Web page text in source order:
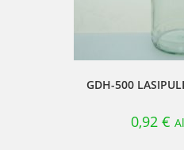
GDH-500
0,92 €